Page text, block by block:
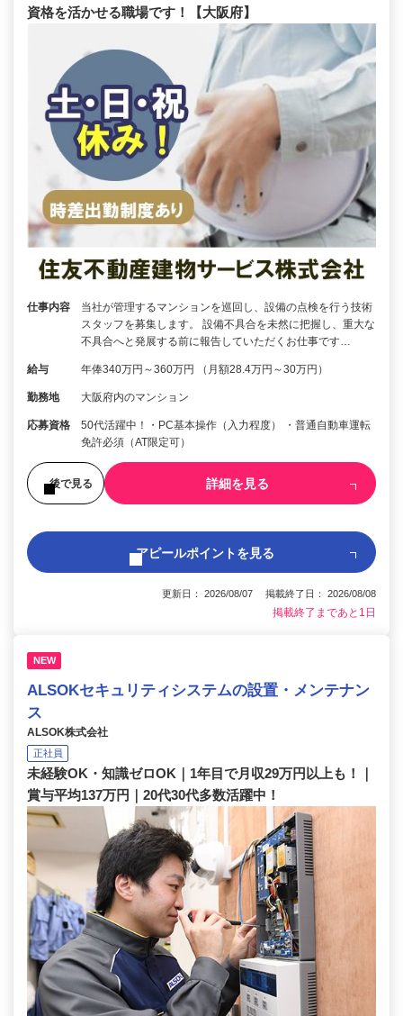
資格を活かせる職場です！【大阪府】
仕事内容
当社が管理するマンションを巡回し、設備の点検を行う技術
スタッフを募集します。 設備不具合を未然に把握し、重大な
不具合へと発展する前に報告していただくお仕事です…
給与 年俸340万円～360万円 （月額28.4万円～30万円）
勤務地 大阪府内のマンション
応募資格
50代活躍中！・PC基本操作（入力程度） ・普通自動車運転
免許必須（AT限定可）
後で見る 詳細を見る
アピールポイントを見る
更新日： 2026/08/07 掲載終了日： 2026/08/08
掲載終了まであと1日
NEW
ALSOKセキュリティシステムの設置・メンテナン
ス
ALSOK株式会社
正社員
未経験OK・知識ゼロOK｜1年目で月収29万円以上も！｜
賞与平均137万円｜20代30代多数活躍中！